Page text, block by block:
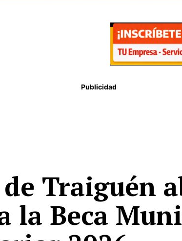
Publicidad